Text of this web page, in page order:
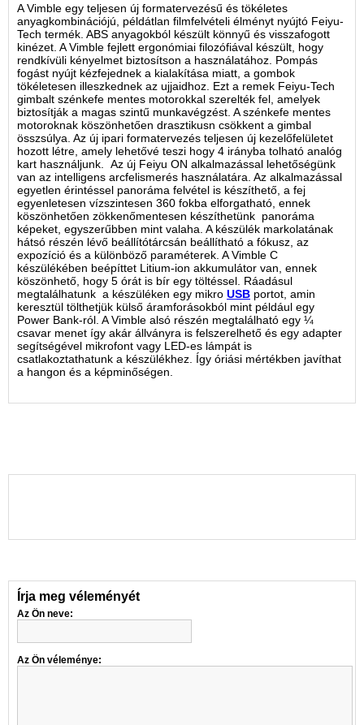
A Vimble egy teljesen új formatervezésű és tökéletes
anyagkombinációjú, példátlan filmfelvételi élményt nyújtó Feiyu-
Tech termék. ABS anyagokból készült könnyű és visszafogott
kinézet. A Vimble fejlett ergonómiai filozófiával készült, hogy
rendkívüli kényelmet biztosítson a használatához. Pompás
fogást nyújt kézfejednek a kialakítása miatt, a gombok
tökéletesen illeszkednek az ujjaidhoz. Ezt a remek Feiyu-Tech
gimbalt szénkefe mentes motorokkal szerelték fel, amelyek
biztosítják a magas szintű munkavégzést. A szénkefe mentes
motoroknak köszönhetően drasztikusn csökkent a gimbal
összsúlya. Az új ipari formatervezés teljesen új kezelőfelületet
hozott létre, amely lehetővé teszi hogy 4 irányba tolható analóg
kart használjunk. Az új Feiyu ON alkalmazással lehetőségünk
van az intelligens arcfelismerés használatára. Az alkalmazással
egyetlen érintéssel panoráma felvétel is készíthető, a fej
egyenletesen vízszintesen 360 fokba elforgatható, ennek
köszönhetően zökkenőmentesen készíthetünk panoráma
képeket, egyszerűbben mint valaha. A készülék markolatának
hátsó részén lévő beállítótárcsán beállítható a fókusz, az
expozíció és a különböző paraméterek. A Vimble C
készülékében beépíttet Litium-ion akkumulátor van, ennek
köszönhető, hogy 5 órát is bír egy töltéssel. Ráadásul
megtalálhatunk a készüléken egy mikro USB portot, amin
keresztül tölthetjük külső áramforásokból mint például egy
Power Bank-ról. A Vimble alsó részén megtalálható egy ¼
csavar menet így akár állványra is felszerelhető és egy adapter
segítségével mikrofont vagy LED-es lámpát is
csatlakoztathatunk a készülékhez. Így óriási mértékben javíthat
a hangon és a képminőségen.
Írja meg véleményét
Az Ön neve:
Az Ön véleménye: